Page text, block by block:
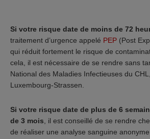
Si votre risque date de moins de 72
traitement d’urgence appelé PEP (Post
qui réduit fortement le risque de
cela, il est nécessaire de se rendre sans
National des Maladies Infectieuses du
Luxembourg-Strassen.
Si votre risque date de plus de 6
de 3 mois , il est conseillé de se rendre
de réaliser une analyse sanguine